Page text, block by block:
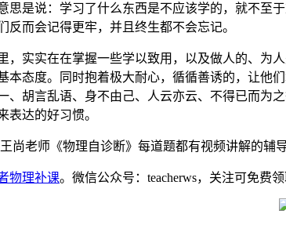
思是说：学习了什么东西是不应该学的，就不至
而会记得更牢，并且终生都不会忘记。
，实实在在掌握一些学以致用，以及做人的、
本态度。同时抱着极大耐心，循循善诱的，让
、胡言乱语、身不由己、人云亦云、不得已而
表达的好习惯。
尚老师《物理自诊断》每道题都有视频讲解的辅
物理补课。微信公众号：teacherws，关注可免费